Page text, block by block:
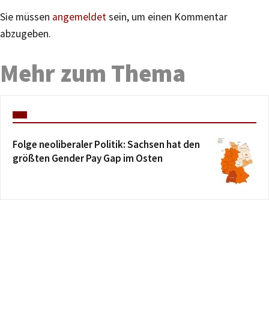
Sie müssen angemeldetsein, um einen Kommentar
abzugeben.
Mehr zum Thema
Folge neoliberaler Politik: Sachsen hat den
größten Gender Pay Gap im Osten